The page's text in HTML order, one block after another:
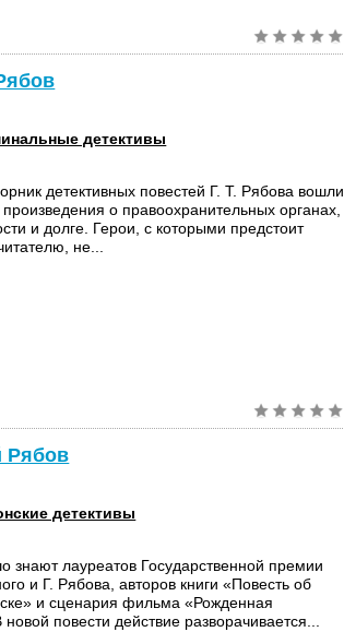
детективы
детективных повестей Г. Т. Рябова вошли
о правоохранительных органах,
и долге. Герои, с которыми предстоит
не...
Рябов
детективы
знают лауреатов Государственной премии
и Г. Рябова, авторов книги «Повесть об
и сценария фильма «Рожденная
повести действие разворачивается...